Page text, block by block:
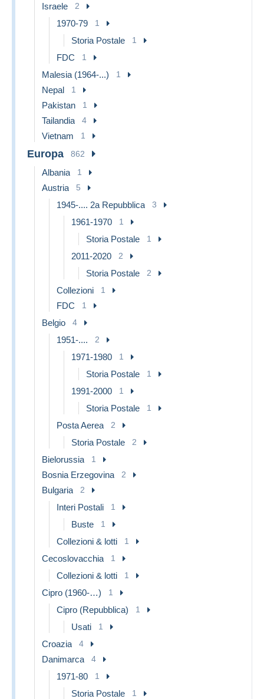
Israele 2
1970-79 1
Storia Postale 1
FDC 1
Malesia (1964-...) 1
Nepal 1
Pakistan 1
Tailandia 4
Vietnam 1
Europa 862
Albania 1
Austria 5
1945-.... 2a Repubblica 3
1961-1970 1
Storia Postale 1
2011-2020 2
Storia Postale 2
Collezioni 1
FDC 1
Belgio 4
1951-.... 2
1971-1980 1
Storia Postale 1
1991-2000 1
Storia Postale 1
Posta Aerea 2
Storia Postale 2
Bielorussia 1
Bosnia Erzegovina 2
Bulgaria 2
Interi Postali 1
Buste 1
Collezioni & lotti 1
Cecoslovacchia 1
Collezioni & lotti 1
Cipro (1960-…) 1
Cipro (Repubblica) 1
Usati 1
Croazia 4
Danimarca 4
1971-80 1
Storia Postale 1